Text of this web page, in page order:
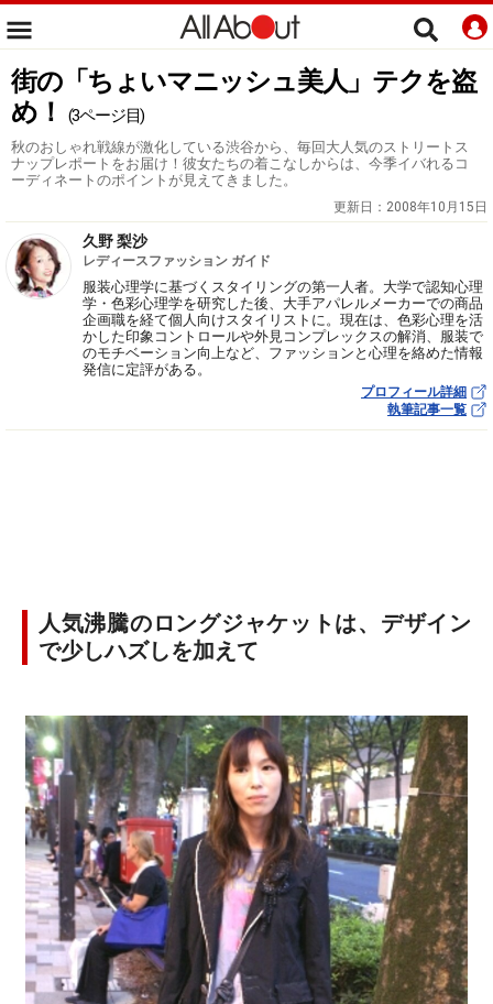
街の「ちょいマニッシュ美人」テクを盗
め！
(3ページ目)
秋のおしゃれ戦線が激化している渋谷から、毎回大人気のストリートス
ナップレポートをお届け！彼女たちの着こなしからは、今季イバれるコ
ーディネートのポイントが見えてきました。
更新日： 2008年10月15日
久野 梨沙
レディースファッション ガイド
服装心理学に基づくスタイリングの第一人者。大学で認知心理
学・色彩心理学を研究した後、大手アパレルメーカーでの商品
企画職を経て個人向けスタイリストに。現在は、色彩心理を活
かした印象コントロールや外見コンプレックスの解消、服装で
のモチベーション向上など、ファッションと心理を絡めた情報
発信に定評がある。
プロフィール詳細
執筆記事一覧
人気沸騰のロングジャケットは、デザイン
で少しハズしを加えて